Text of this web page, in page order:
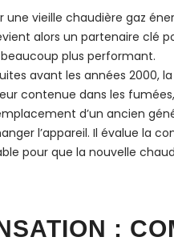
une vieille chaudière gaz
alors un partenaire clé
plus performant.
avant les années 2000,
contenue dans les
d’un ancien
l’appareil. Il évalue la
pour que la nouvelle
: